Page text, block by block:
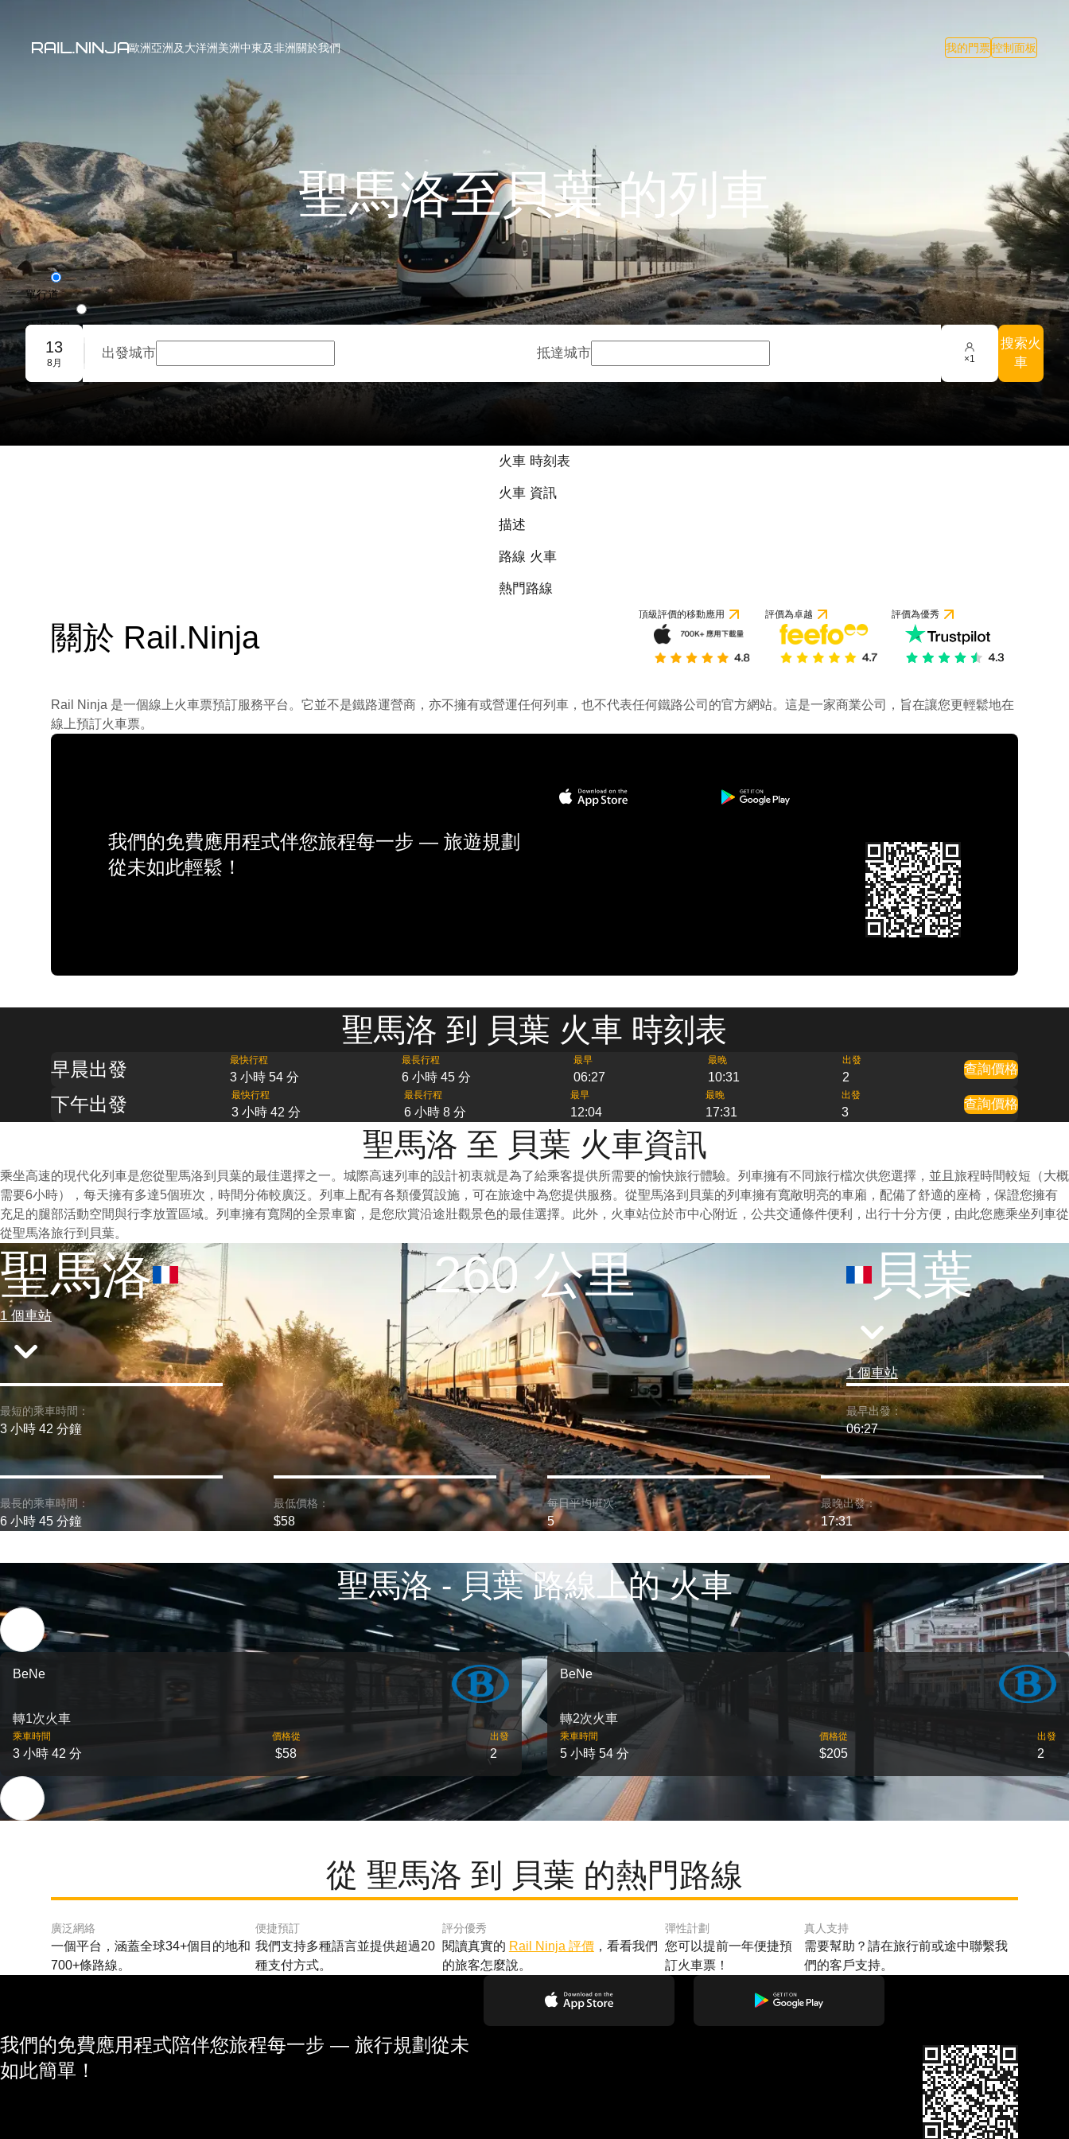
歐洲亞洲及大洋洲美洲中東及非洲關於我們 我的門票控制面板
聖馬洛至貝葉 的列車
單行道
往返旅程
團體預訂
13
8月
出發城市 抵達城市 ×1
搜索火
車
火車 時刻表
火車 資訊
描述
路線 火車
熱門路線
關於 Rail.Ninja
頂級評價的移動應用 評價為卓越 評價為優秀
Rail Ninja 是一個線上火車票預訂服務平台。它並不是鐵路運營商，亦不擁有或營運任何列車，也不代表任何鐵路公司的官方網站。這是一家商業公司，旨在讓您更輕鬆地在
線上預訂火車票。
我們的免費應用程式伴您旅程每一步 — 旅遊規劃
從未如此輕鬆！
聖馬洛 到 貝葉 火車 時刻表
早晨出發 最快行程
3 小時 54 分
最長行程
6 小時 45 分
最早
06:27
最晚
10:31
出發
2
查詢價格
下午出發 最快行程
3 小時 42 分
最長行程
6 小時 8 分
最早
12:04
最晚
17:31
出發
3
查詢價格
聖馬洛 至 貝葉 火車資訊
乘坐高速的現代化列車是您從聖馬洛到貝葉的最佳選擇之一。城際高速列車的設計初衷就是為了給乘客提供所需要的愉快旅行體驗。列車擁有不同旅行檔次供您選擇，並且旅程時間較短（大概
需要6小時），每天擁有多達5個班次，時間分佈較廣泛。列車上配有各類優質設施，可在旅途中為您提供服務。從聖馬洛到貝葉的列車擁有寬敞明亮的車廂，配備了舒適的座椅，保證您擁有
充足的腿部活動空間與行李放置區域。列車擁有寬闊的全景車窗，是您欣賞沿途壯觀景色的最佳選擇。此外，火車站位於市中心附近，公共交通條件便利，出行十分方便，由此您應乘坐列車從
從聖馬洛旅行到貝葉。
聖馬洛
1 個車站
260 公里 貝葉
1 個車站
最短的乘車時間：
3 小時 42 分鐘
最早出發：
06:27
最長的乘車時間：
6 小時 45 分鐘
最低價格：
$58
每日平均班次:
5
最晚出發：
17:31
聖馬洛 - 貝葉 路線上的 火車
BeNe
轉1次火車
乘車時間
3 小時 42 分
價格從
$58
出發
2
BeNe
轉2次火車
乘車時間
5 小時 54 分
價格從
$205
出發
2
從 聖馬洛 到 貝葉 的熱門路線
廣泛網絡
一個平台，涵蓋全球34+個目的地和
700+條路線。
便捷預訂
我們支持多種語言並提供超過20
種支付方式。
評分優秀
閱讀真實的 Rail Ninja 評價，看看我們
的旅客怎麼說。
彈性計劃
您可以提前一年便捷預
訂火車票！
真人支持
需要幫助？請在旅行前或途中聯繫我
們的客戶支持。
我們的免費應用程式陪伴您旅程每一步 — 旅行規劃從未
如此簡單！